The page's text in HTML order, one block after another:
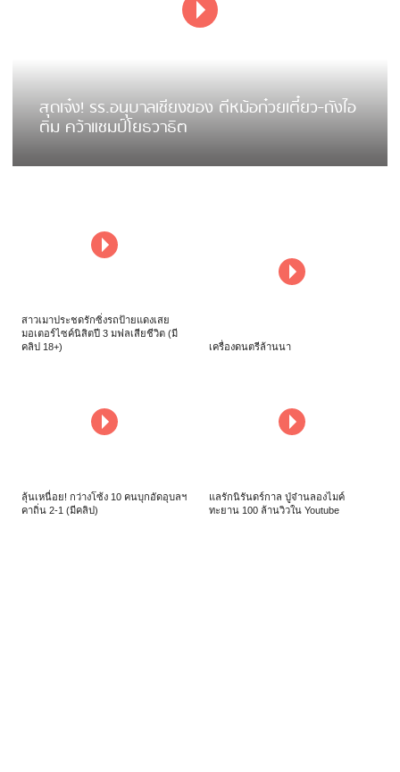
สุดเจ๋ง! รร.อนุบาลเชียงของ ตีหม้อก๋วยเตี๋ยว-ถังไอ
ติม คว้าแชมป์โยธวาธิต
สาวเมาประชดรักซิ่งรถป้ายแดงเสย
มอเตอร์ไซค์นิสิตปี 3 มฟลเสียชีวิต (มี
คลิป 18+)
เครื่องดนตรีล้านนา
ลุ้นเหนื่อย! กว่างโซ้ง 10 คนบุกอัดอุบลฯ
คาถิ่น 2-1 (มีคลิป)
แลรักนิรันดร์กาล ปู่จ๋านลองไมค์
ทะยาน 100 ล้านวิวใน Youtube